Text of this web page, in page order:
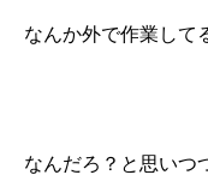
なんか外で作業して
なんだろ？と思いつ